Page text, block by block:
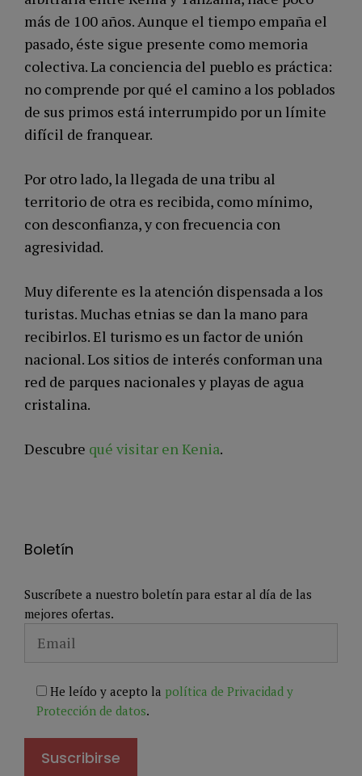
más de 100 años. Aunque el tiempo empaña el
pasado, éste sigue presente como memoria
colectiva. La conciencia del pueblo es práctica:
no comprende por qué el camino a los poblados
de sus primos está interrumpido por un límite
difícil de franquear.
Por otro lado, la llegada de una tribu al
territorio de otra es recibida, como mínimo,
con desconfianza, y con frecuencia con
agresividad.
Muy diferente es la atención dispensada a los
turistas. Muchas etnias se dan la mano para
recibirlos. El turismo es un factor de unión
nacional. Los sitios de interés conforman una
red de parques nacionales y playas de agua
cristalina.
Descubre qué visitar en Kenia.
Boletín
Suscríbete a nuestro boletín para estar al día de las
mejores ofertas.
He leído y acepto la política de Privacidad y
Protección de datos.